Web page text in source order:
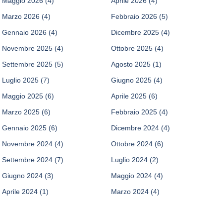
Marzo 2026 (4) Febbraio 2026 (5)
Gennaio 2026 (4) Dicembre 2025 (4)
Novembre 2025 (4) Ottobre 2025 (4)
Settembre 2025 (5) Agosto 2025 (1)
Luglio 2025 (7) Giugno 2025 (4)
Maggio 2025 (6) Aprile 2025 (6)
Marzo 2025 (6) Febbraio 2025 (4)
Gennaio 2025 (6) Dicembre 2024 (4)
Novembre 2024 (4) Ottobre 2024 (6)
Settembre 2024 (7) Luglio 2024 (2)
Giugno 2024 (3) Maggio 2024 (4)
Aprile 2024 (1) Marzo 2024 (4)